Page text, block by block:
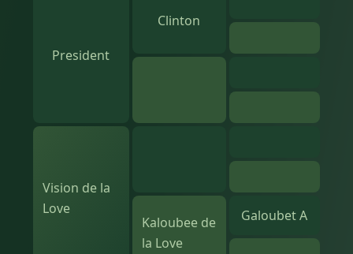
President
Clinton
Vision de la
Love
Kaloubee de
la Love
Galoubet A